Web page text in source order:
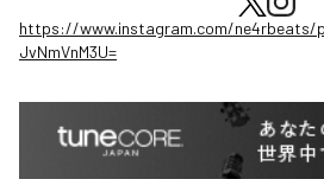
https://www.instagram.com/ne4rbeats/
JvNmVnM3U=